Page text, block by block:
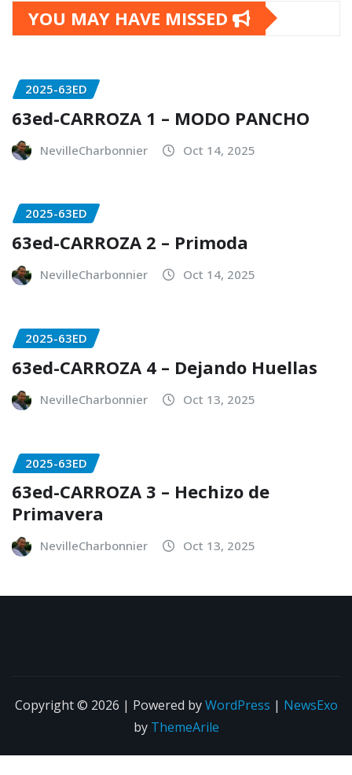
YOU MAY HAVE MISSED
2025-63ED
63ed-CARROZA 1 – MODO PANCHO
NevilleCharbonnier Oct 14, 2025
2025-63ED
63ed-CARROZA 2 – Primoda
NevilleCharbonnier Oct 14, 2025
2025-63ED
63ed-CARROZA 4 – Dejando Huellas
NevilleCharbonnier Oct 13, 2025
2025-63ED
63ed-CARROZA 3 – Hechizo de
Primavera
NevilleCharbonnier Oct 13, 2025
Copyright © 2026 | Powered byWordPress | NewsExo
by ThemeArile